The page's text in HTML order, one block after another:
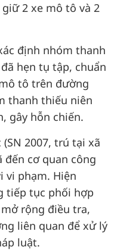
2 xe mô tô và 2
định nhóm thanh
hẹn tụ tập, chuẩn
tô trên đường
thanh thiếu niên
gây hỗn chiến.
2007, trú tại xã
đến cơ quan công
vi phạm. Hiện
tiếp tục phối hợp
rộng điều tra,
liên quan để xử lý
luật.